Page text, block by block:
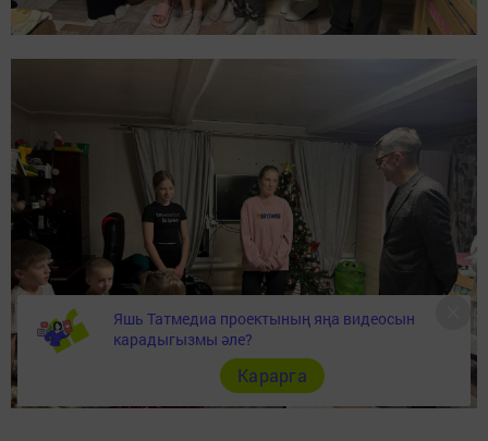
Яшь Татмедиа проектының яңа видеосын
карадыгызмы әле?
Карарга